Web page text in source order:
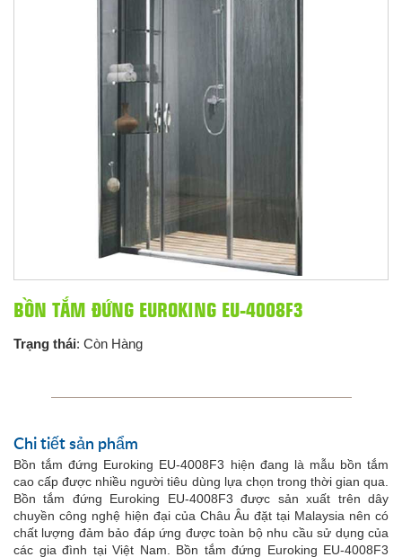
BỒN TẮM ĐỨNG EUROKING EU-4008F3
Trạng thái: Còn Hàng
Chi tiết sản phẩm
Bồn tắm đứng Euroking EU-4008F3 hiện đang là mẫu bồn tắm
cao cấp được nhiều người tiêu dùng lựa chọn trong thời gian qua.
Bồn tắm đứng Euroking EU-4008F3 được sản xuất trên dây
chuyền công nghệ hiện đại của Châu Âu đặt tại Malaysia nên có
chất lượng đảm bảo đáp ứng được toàn bộ nhu cầu sử dụng của
các gia đình tại Việt Nam. Bồn tắm đứng Euroking EU-4008F3